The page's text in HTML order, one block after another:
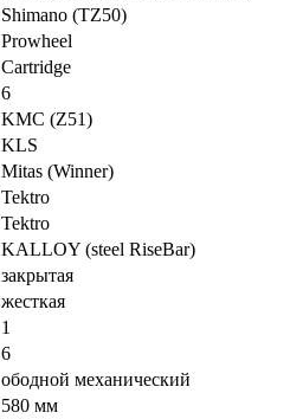
Shimano (TZ50)
Prowheel
Cartridge
6
KMC (Z51)
KLS
Mitas (Winner)
Tektro
Tektro
KALLOY (steel RiseBar)
закрытая
жесткая
1
6
ободной механический
580 мм